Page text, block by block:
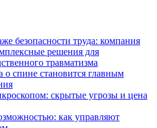
безопасности труда: компания
решения для
травматизма
о спине становится главным
скрытые угрозы и цена
как управляют